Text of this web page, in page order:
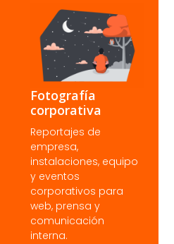
Fotografía
corporativa
Reportajes de
empresa,
instalaciones, equipo
y eventos
corporativos para
web, prensa y
comunicación
interna.